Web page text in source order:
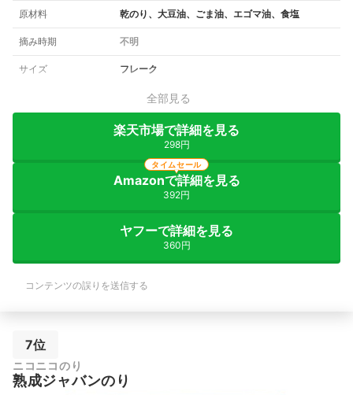
原材料 乾のり、大豆油、ごま油、エゴマ油、食塩
摘み時期 不明
サイズ フレーク
全部見る
楽天市場で詳細を見る
298円
Amazonで詳細を見る
392円
タイムセール
ヤフーで詳細を見る
360円
コンテンツの誤りを送信する
7位
ニコニコのり
熟成ジャバンのり